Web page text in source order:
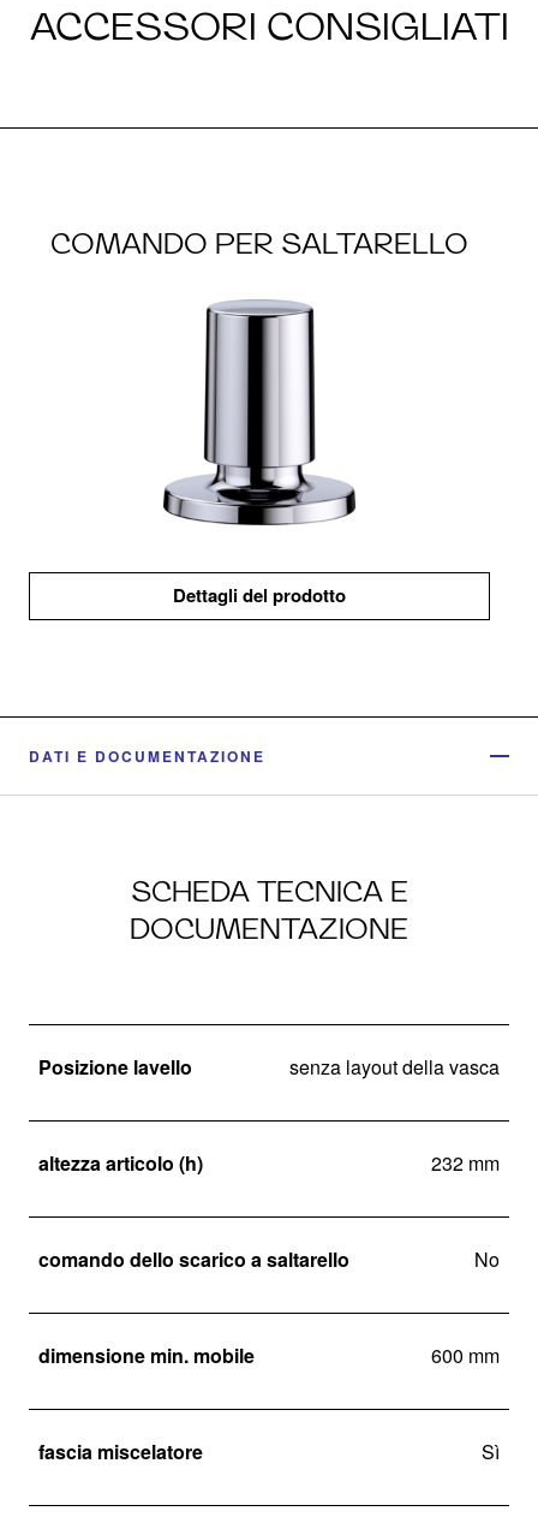
ACCESSORI CONSIGLIATI
COMANDO PER SALTARELLO
Dettagli del prodotto
DATI E DOCUMENTAZIONE
SCHEDA TECNICA E
DOCUMENTAZIONE
Posizione lavello senza layout della vasca
altezza articolo (h) 232 mm
comando dello scarico a saltarello No
dimensione min. mobile 600 mm
fascia miscelatore Sì